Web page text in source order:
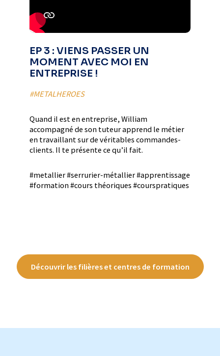
EP 3 : VIENS PASSER UN
MOMENT AVEC MOI EN
ENTREPRISE !
#METALHEROES
Quand il est en entreprise, William
accompagné de son tuteur apprend le métier
en travaillant sur de véritables commandes-
clients. Il te présente ce qu’il fait.
#metallier #serrurier-métallier #apprentissage
#formation #cours théoriques #courspratiques
Découvrir les filières et centres de formation